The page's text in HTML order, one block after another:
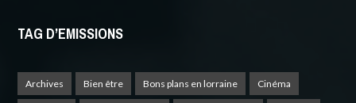
TAG D’EMISSIONS
Archives Bien être Bons plans en lorraine Cinéma